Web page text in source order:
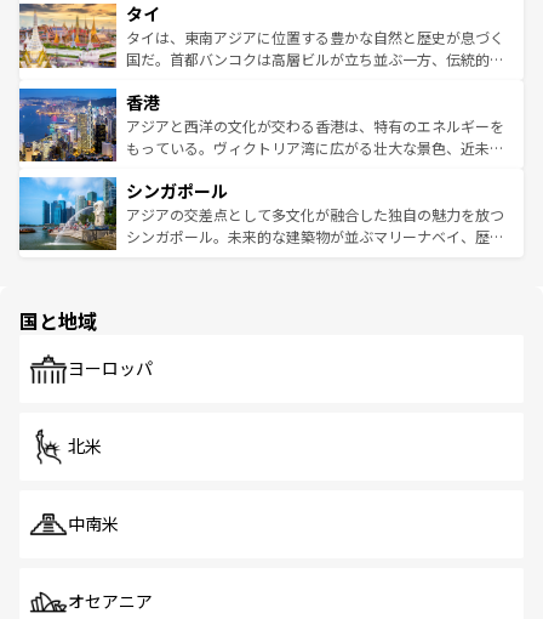
リティに包まれながら、韓国の多彩な魅力を心ゆくまで味
わってみてほしい。 なお、新着の韓国情報はコンテンツ一
覧を参照してほしい。
急速な発展と共に伝統が息づく。ハノイの古い町並みやホ
ーチミン市のフランス統治時代の建物も、独特の雰囲気を
醸し出している。また、バラエティの豊かさとおいしさで
とつ。フォーやバインミー、ベトナムコーヒーなどは、ぜ
ひ現地で味わいたい。どの地域を訪れてもあたたかい人々
が旅行者を迎えてくれるので、きっと忘れられない旅にな
参照してほしい。
タイ
タイは、東南アジアに位置する豊かな自然と歴史が息づく
国だ。首都バンコクは高層ビルが立ち並ぶ一方、伝統的な
の活気が交差している。北部ではチェンマイなどの山岳地
帯で自然と触れ合い、南部ではプーケットやクラビの美し
いビーチでリゾート気分を楽しむことができる。タイ料理
激する。気候は一年中温暖で、どの季節にも異なる楽しみ
が待っている。親しみやすいタイの人々、仏教を中心とし
た文化、そして多様な観光資源が、訪れる旅人を魅了し続
香港
アジアと西洋の文化が交わる香港は、特有のエネルギーを
もっている。ヴィクトリア湾に広がる壮大な景色、近未来
み、どこを訪れても感動するはず。観光スポットが密集し
ており、効率よく見どころを回れるのも魅力。息をのむよ
うな絶景から文化的な体験まで、香港を存分に楽しみ尽く
シンガポール
アジアの交差点として多文化が融合した独自の魅力を放つ
シンガポール。未来的な建築物が並ぶマリーナベイ、歴史
で、ホーカーズは地元の風情を楽しめる外せないスポット
国と地域
ヨーロッパ
北米
中南米
オセアニア